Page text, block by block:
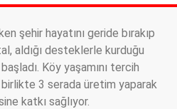
şehir hayatını geride bırakıp
aldığı desteklerle kurduğu
Köy yaşamını tercih
3 serada üretim yaparak
katkı sağlıyor.